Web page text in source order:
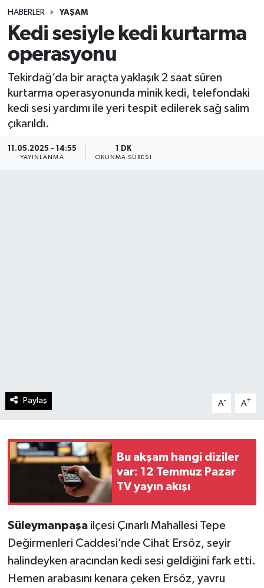
HABERLER YAŞAM
Kedi sesiyle kedi kurtarma
operasyonu
Tekirdağ’da bir araçta yaklaşık 2 saat süren
kurtarma operasyonunda minik kedi, telefondaki
kedi sesi yardımı ile yeri tespit edilerek sağ salim
çıkarıldı.
11.05.2025 - 14:55
YAYINLANMA
1 DK
OKUNMA SÜRESI
Paylaş A- A+
Bu akşam hangi diziler
var: 12 Temmuz Pazar
TV yayın akışı
Süleymanpaşailçesi Çınarlı Mahallesi Tepe
Değirmenleri Caddesi’nde Cihat Ersöz, seyir
halindeyken aracından kedi sesi geldiğini fark etti.
Hemen arabasını kenara çeken Ersöz, yavru
Spor
Teknoloji
Yaşam